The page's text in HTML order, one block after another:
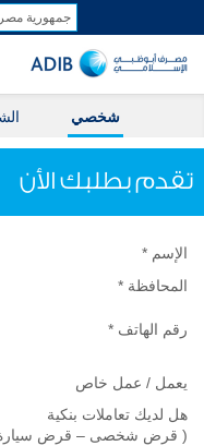
شخصي
تقدم بطلبك الأن
الإسم *
المحافظة *
رقم الهاتف *
يعمل / عمل خاص
هل لديك تعاملات بنكية
( قرض شخصى – قرض